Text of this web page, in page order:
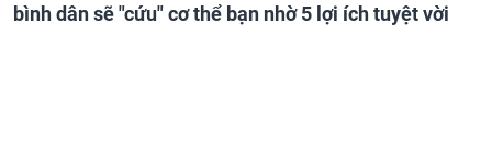
bình dân sẽ "cứu" cơ thể bạn nhờ 5 lợi ích tuyệt vời